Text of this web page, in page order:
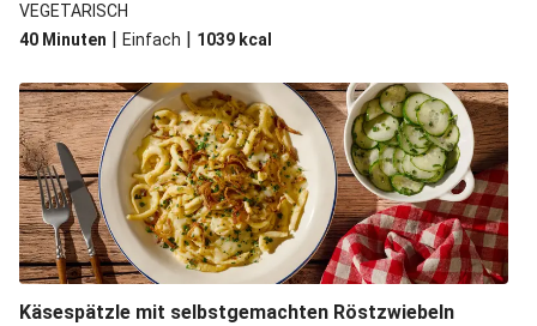
VEGETARISCH
40 Minuten | Einfach | 1039 kcal
Käsespätzle mit selbstgemachten Röstzwiebeln